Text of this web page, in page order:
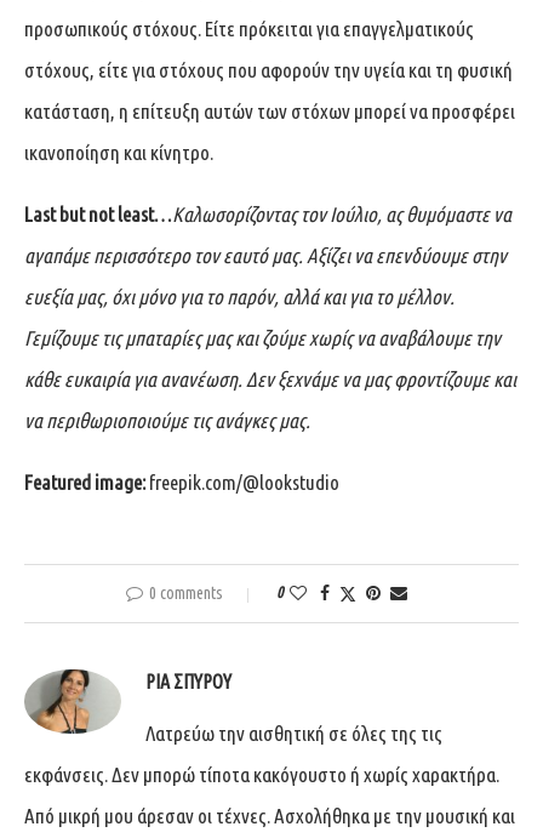
προσωπικούς στόχους. Είτε πρόκειται για επαγγελματικούς
στόχους, είτε για στόχους που αφορούν την υγεία και τη φυσική
κατάσταση, η επίτευξη αυτών των στόχων μπορεί να προσφέρει
ικανοποίηση και κίνητρο.
Last but not least…Καλωσορίζοντας τον Ιούλιο, ας θυμόμαστε να
αγαπάμε περισσότερο τον εαυτό μας. Αξίζει να επενδύουμε στην
ευεξία μας, όχι μόνο για το παρόν, αλλά και για το μέλλον.
Γεμίζουμε τις μπαταρίες μας και ζούμε χωρίς να αναβάλουμε την
κάθε ευκαιρία για ανανέωση. Δεν ξεχνάμε να μας φροντίζουμε και
να περιθωριοποιούμε τις ανάγκες μας.
Featured image:freepik.com/@lookstudio
0 comments 0
ΡΊΑ ΣΠΎΡΟΥ
Λατρεύω την αισθητική σε όλες της τις
εκφάνσεις. Δεν μπορώ τίποτα κακόγουστο ή χωρίς χαρακτήρα.
Από μικρή μου άρεσαν οι τέχνες. Ασχολήθηκα με την μουσική και